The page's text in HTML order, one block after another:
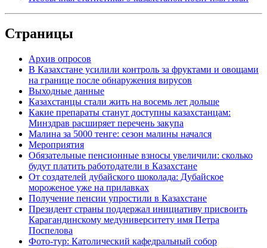
Страницы
Архив опросов
В Казахстане усилили контроль за фруктами и овощами
на границе после обнаружения вирусов
Выходные данные
Казахстанцы стали жить на восемь лет дольше
Какие препараты станут доступны казахстанцам:
Минздрав расширяет перечень закупа
Малина за 5000 тенге: сезон малины начался
Мероприятия
Обязательные пенсионные взносы увеличили: сколько
будут платить работодатели в Казахстане
От создателей дубайского шоколада: Дубайское
мороженое уже на прилавках
Получение пенсии упростили в Казахстане
Президент страны поддержал инициативу присвоить
Карагандинскому медуниверситету имя Петра
Поспелова
Фото-тур: Католический кафедральный собор